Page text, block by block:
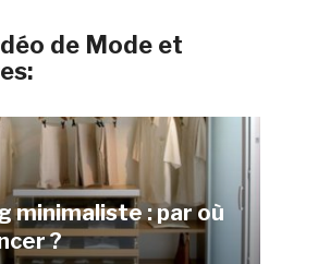
de Mode et
minimaliste : par où
?